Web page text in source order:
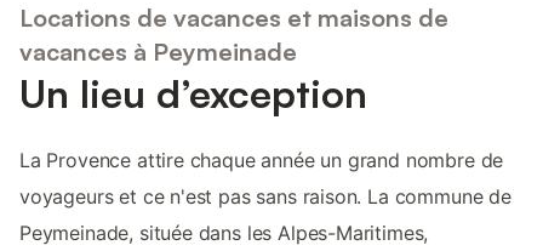
Locations de vacances et maisons de
vacances à Peymeinade
Un lieu d’exception
La Provence attire chaque année un grand nombre de
voyageurs et ce n'est pas sans raison. La commune de
Peymeinade, située dans les Alpes-Maritimes,